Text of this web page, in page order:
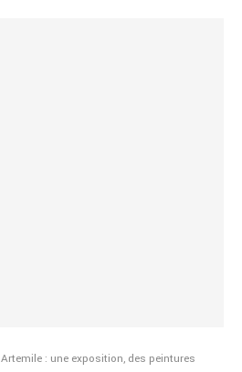
Artemile : une exposition, des peintures